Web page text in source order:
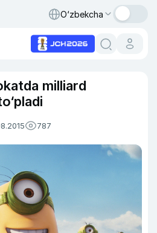
O‘zbekcha
milliard
787